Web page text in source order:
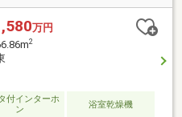
万円
2
付インターホ
ン
浴室乾燥機